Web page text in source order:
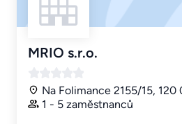
MRIO s.r.o.
Na Folimance 2155/15, 120
1 - 5 zaměstnanců